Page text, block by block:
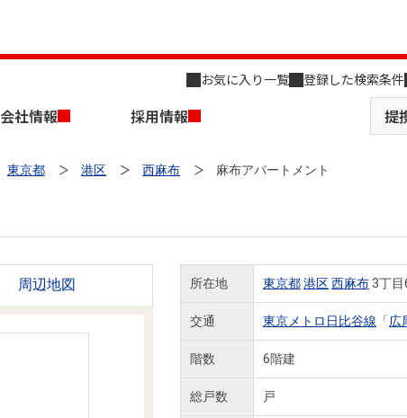
お気に入り一覧 登録した検索条件
会社情報 採用情報 提
新築・中古一戸建てを探す
店舗のご案内（名古屋） 店
会社概要
キャリア採用情報
東京都 港区 西麻布 麻布アパートメント
周辺地図 所在地 東京都港区西麻布 3丁
交通 東京メトロ日比谷線 「広
階数 6階建
総戸数 戸